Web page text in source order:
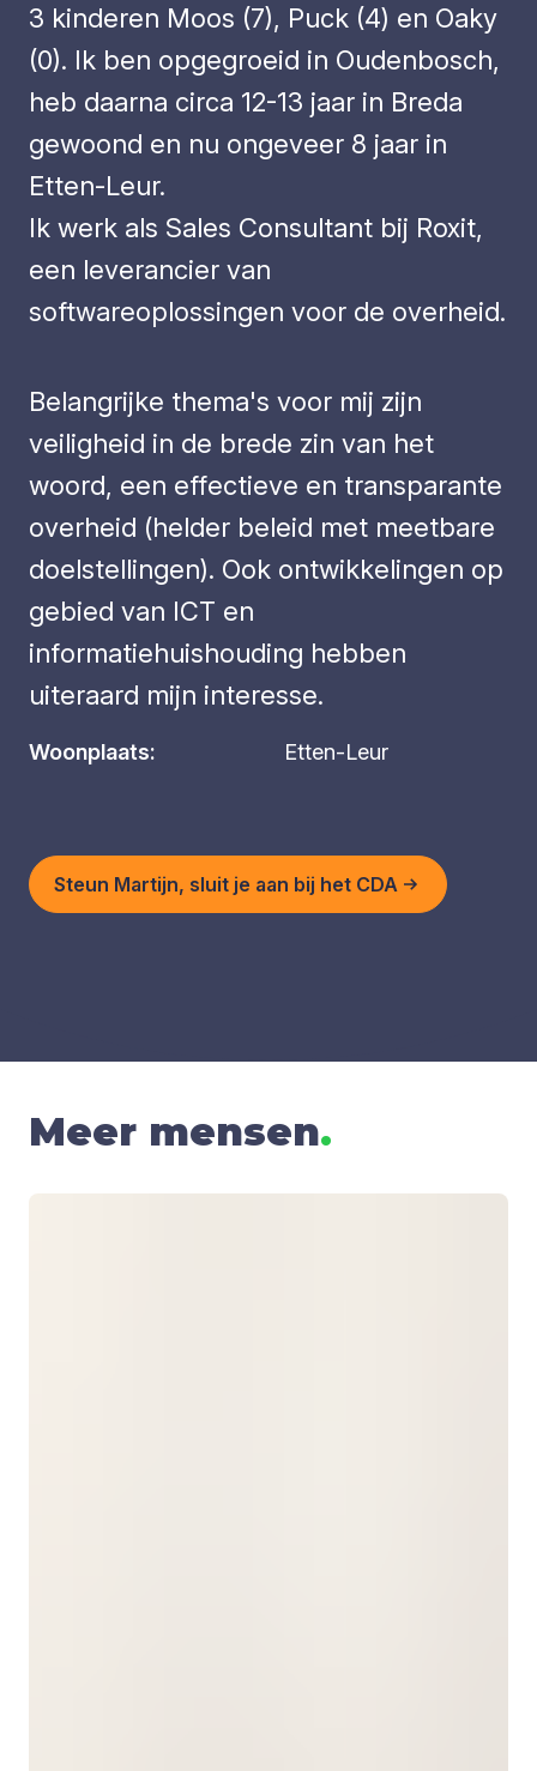
3 kinderen Moos (7), Puck (4) en Oaky
(0). Ik ben opgegroeid in Oudenbosch,
heb daarna circa 12-13 jaar in Breda
gewoond en nu ongeveer 8 jaar in
Etten-Leur.
Ik werk als Sales Consultant bij Roxit,
een leverancier van
softwareoplossingen voor de overheid.
Belangrijke thema's voor mij zijn
veiligheid in de brede zin van het
woord, een effectieve en transparante
overheid (helder beleid met meetbare
doelstellingen). Ook ontwikkelingen op
gebied van ICT en
informatiehuishouding hebben
uiteraard mijn interesse.
Woonplaats: Etten-Leur
Steun Martijn, sluit je aan bij het CDA
Meer mensen.